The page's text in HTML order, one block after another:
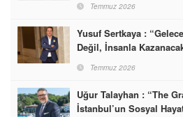
Temmuz 2026
Yusuf Sertkaya :
Değil, İnsanla
Temmuz 2026
Uğur Talayhan : “The
İstanbul’un Sosyal